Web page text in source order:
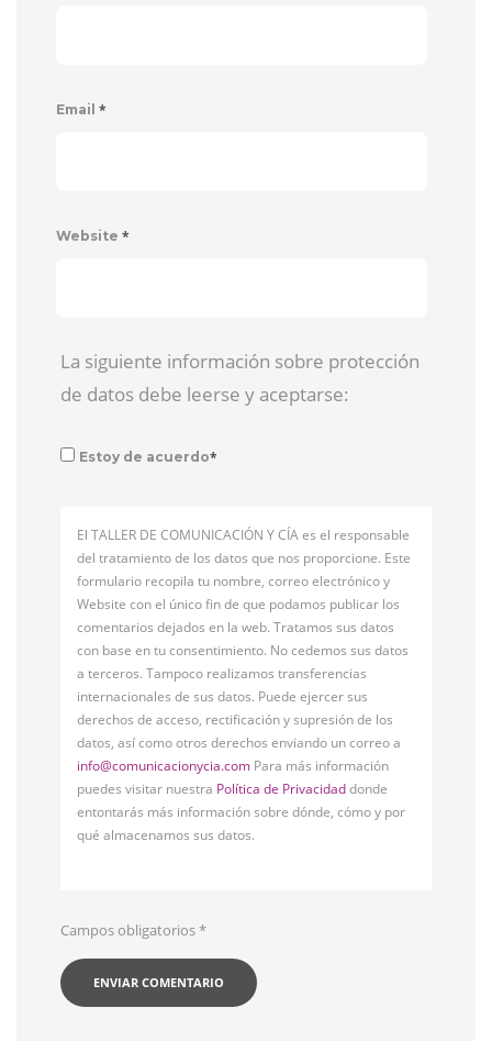
Email *
Website *
La siguiente información sobre protección
de datos debe leerse y aceptarse:
Estoy de acuerdo*
El TALLER DE COMUNICACIÓN Y CÍA es el responsable
del tratamiento de los datos que nos proporcione. Este
formulario recopila tu nombre, correo electrónico y
Website con el único fin de que podamos publicar los
comentarios dejados en la web. Tratamos sus datos
con base en tu consentimiento. No cedemos sus datos
a terceros. Tampoco realizamos transferencias
internacionales de sus datos. Puede ejercer sus
derechos de acceso, rectificación y supresión de los
datos, así como otros derechos enviando un correo a
info@comunicacionycia.com Para más información
puedes visitar nuestra Política de Privacidaddonde
entontarás más información sobre dónde, cómo y por
qué almacenamos sus datos.
Campos obligatorios*